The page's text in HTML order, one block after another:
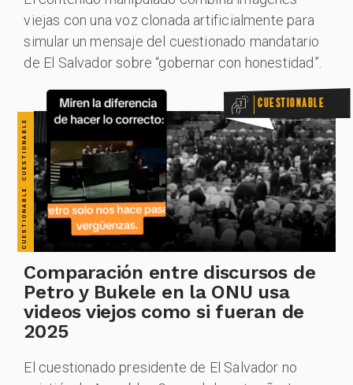
viejas con una voz clonada artificialmente para
simular un mensaje del cuestionado mandatario
de El Salvador sobre “gobernar con honestidad”.
Cuestionable
Comparación entre discursos de
Petro y Bukele en la ONU usa
videos viejos como si fueran de
2025
El cuestionado presidente de El Salvador no